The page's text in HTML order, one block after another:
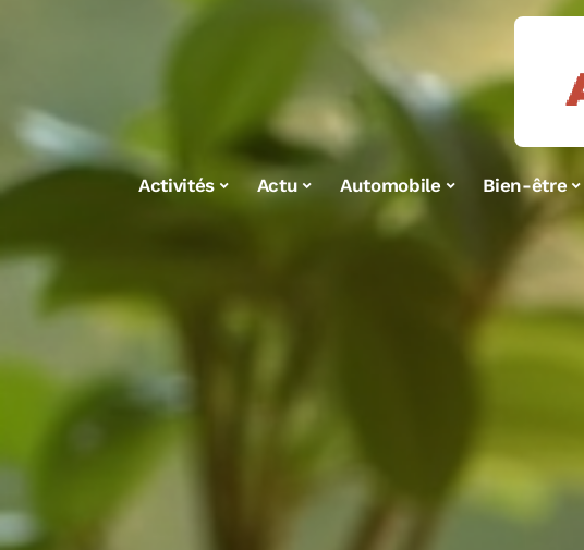
Activités Actu Automobile Bien-être